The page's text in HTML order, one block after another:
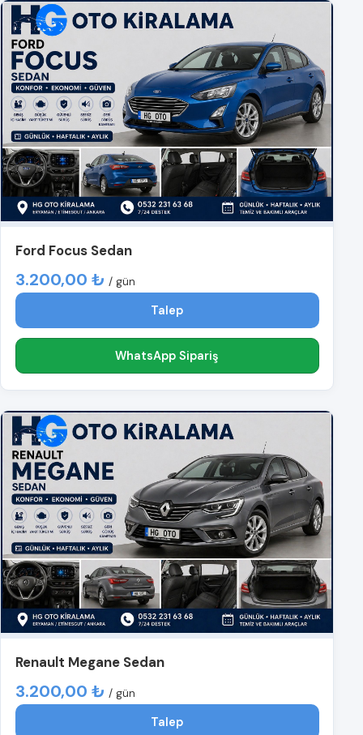
Ford Focus Sedan
3.200,00 ₺ / gün
Talep
WhatsApp Sipariş
Renault Megane Sedan
3.200,00 ₺ / gün
Talep